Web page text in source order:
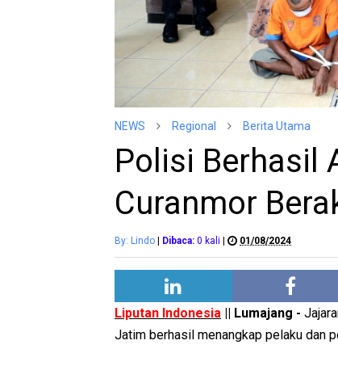
NEWS Regional Berita Utama
Polisi Berhasil
Curanmor
By: Lindo Dibaca: 0 kali 01/08/2024
Liputan Indonesia || Lumajang -
Jatim berhasil menangkap pelaku dan